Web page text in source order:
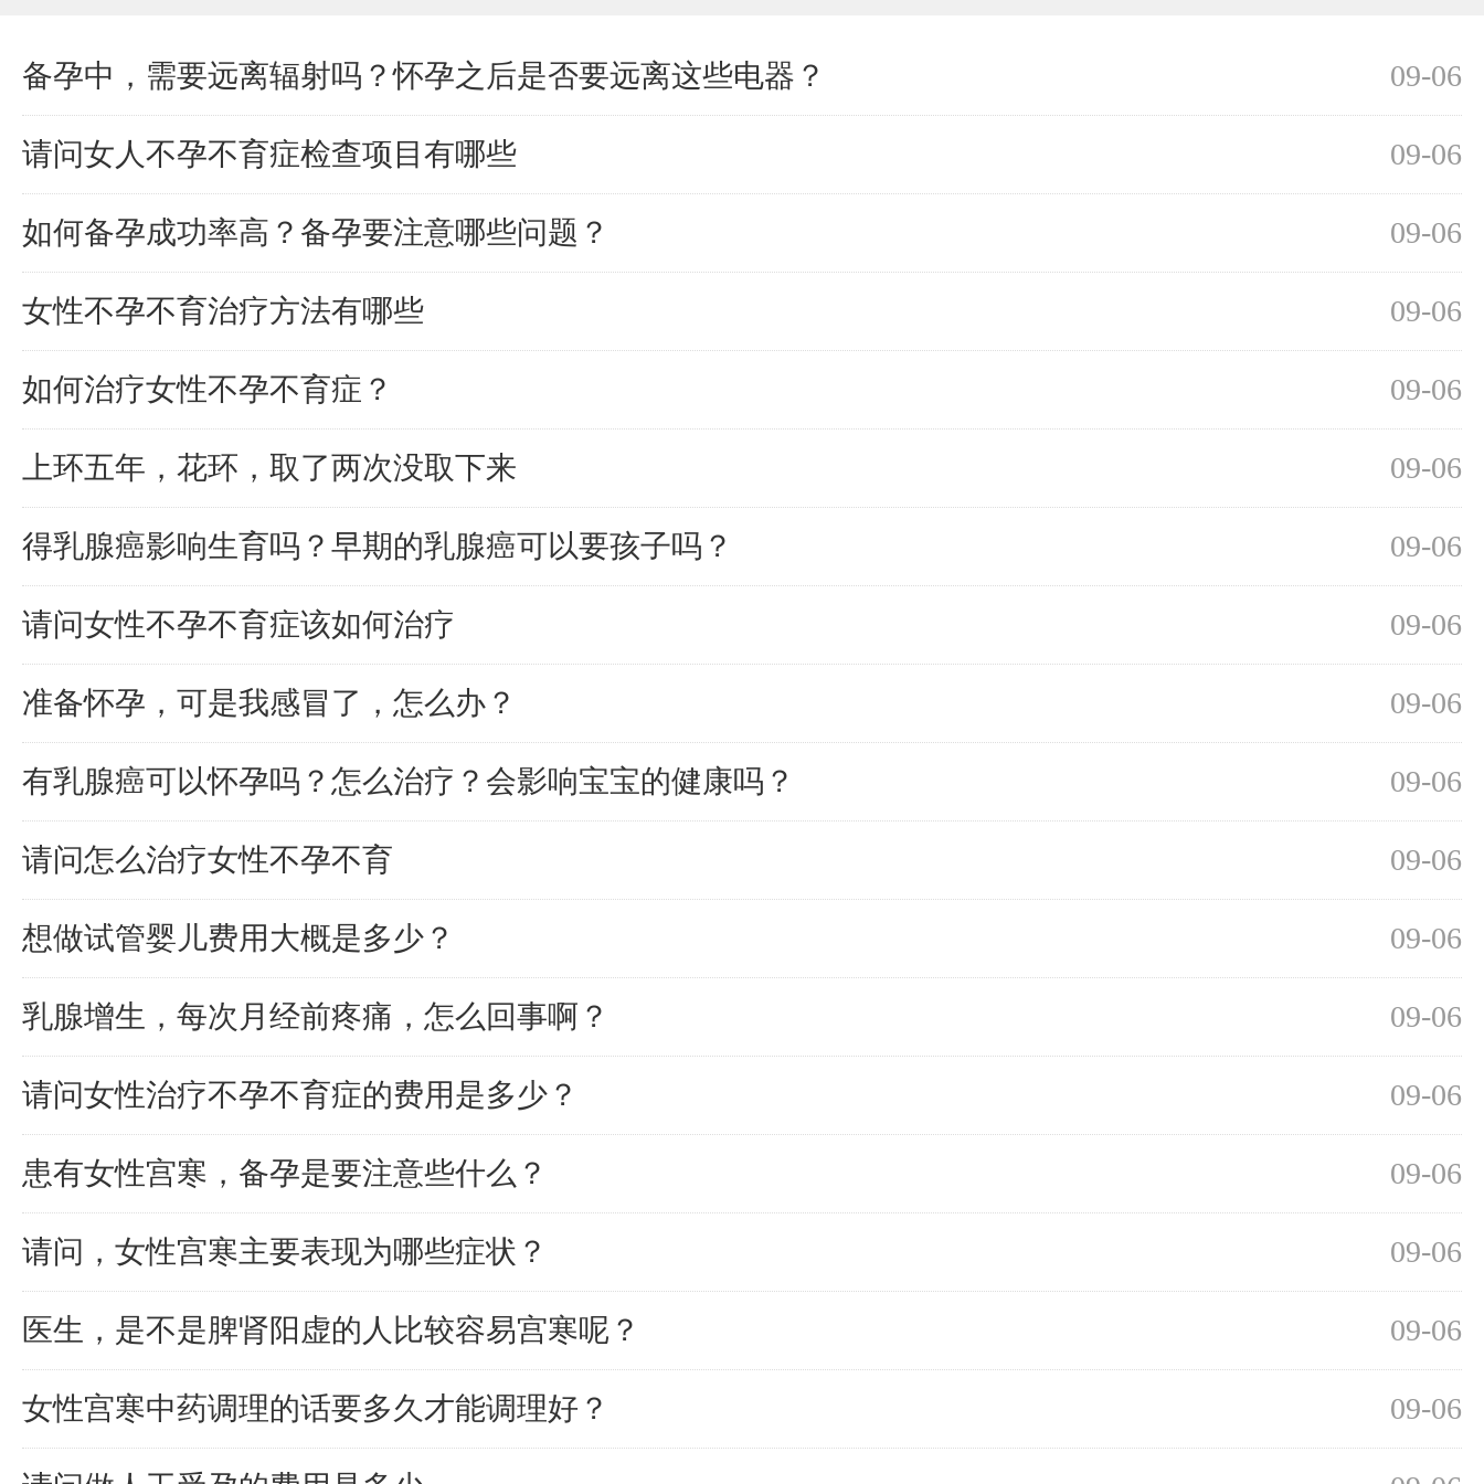
09-06
备孕中，需要远离辐射吗？怀孕之后是否要远离这些电器？
09-06
请问女人不孕不育症检查项目有哪些
09-06
如何备孕成功率高？备孕要注意哪些问题？
09-06
女性不孕不育治疗方法有哪些
09-06
如何治疗女性不孕不育症？
09-06
上环五年，花环，取了两次没取下来
09-06
得乳腺癌影响生育吗？早期的乳腺癌可以要孩子吗？
09-06
请问女性不孕不育症该如何治疗
09-06
准备怀孕，可是我感冒了，怎么办？
09-06
有乳腺癌可以怀孕吗？怎么治疗？会影响宝宝的健康吗？
09-06
请问怎么治疗女性不孕不育
09-06
想做试管婴儿费用大概是多少？
09-06
乳腺增生，每次月经前疼痛，怎么回事啊？
09-06
请问女性治疗不孕不育症的费用是多少？
09-06
患有女性宫寒，备孕是要注意些什么？
09-06
请问，女性宫寒主要表现为哪些症状？
09-06
医生，是不是脾肾阳虚的人比较容易宫寒呢？
09-06
女性宫寒中药调理的话要多久才能调理好？